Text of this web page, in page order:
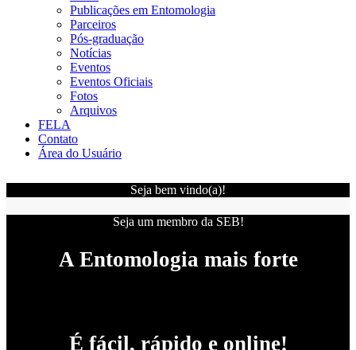
Publicações em Entomologia
Parceiros
Pós-graduação
Notícias
Eventos
Eventos Oficiais
Fotos
Arquivos
FELA
Contato
Área do Usuário
Seja bem vindo(a)!
Seja um membro da SEB!
A Entomologia mais forte
É fácil, rápido e online!